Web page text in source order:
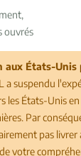
ouvrés
aux États-
a suspendu
les États-Unis
Par
pas livrer
votre